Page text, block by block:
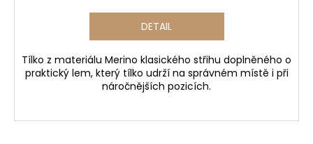
DETAIL
Tílko z materiálu Merino klasického střihu doplněného o
praktický lem, který tílko udrží na správném místě i při
náročnějších pozicích.